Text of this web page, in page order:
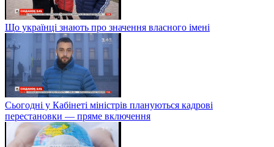
Що українці знають про значення власного імені
Сьогодні у Кабінеті міністрів плануються кадрові
перестановки — пряме включення